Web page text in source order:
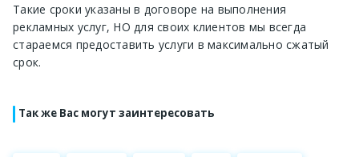
Такие сроки указаны в договоре на выполнения
рекламных услуг, НО для своих клиентов мы всегда
стараемся предоставить услуги в максимально сжатый
срок.
Так же Вас могут заинтересовать